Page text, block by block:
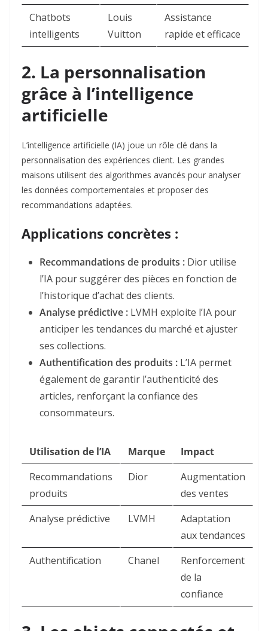
Chatbots
intelligents
Louis
Vuitton
Assistance
rapide et efficace
2. La personnalisation
grâce à l’intelligence
artificielle
L’intelligence artificielle (IA) joue un rôle clé dans la
personnalisation des expériences client. Les grandes
maisons utilisent des algorithmes avancés pour analyser
les données comportementales et proposer des
recommandations adaptées.
Applications concrètes :
Recommandations de produits : Dior utilise
l’IA pour suggérer des pièces en fonction de
l’historique d’achat des clients.
Analyse prédictive : LVMH exploite l’IA pour
anticiper les tendances du marché et ajuster
ses collections.
Authentification des produits : L’IA permet
également de garantir l’authenticité des
articles, renforçant la confiance des
consommateurs.
Utilisation de l’IA Marque
Impact
Recommandations
produits
Dior
Augmentation
des ventes
Analyse prédictive
LVMH
Adaptation
aux tendances
Authentification
Chanel
Renforcement
de la
confiance